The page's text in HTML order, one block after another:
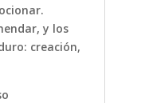
y los
creación,